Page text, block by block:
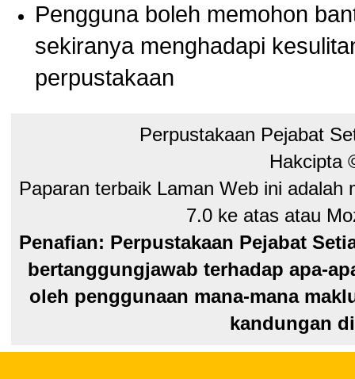
Pengguna boleh memohon
sekiranya menghadapi
perpustakaan
Perpustakaan Pejabat
Hakcipta
Paparan terbaik Laman Web ini
7.0 ke atas atau
Penafian: Perpustakaan Pejabat
bertanggungjawab terhadap apa-
oleh penggunaan mana-mana
kandungan